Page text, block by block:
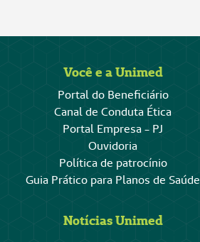
Você e a Unimed
Portal do Beneficiário
Canal de Conduta Ética
Portal Empresa - PJ
Ouvidoria
Política de patrocínio
Guia Prático para Planos de Saúde
Notícias Unimed